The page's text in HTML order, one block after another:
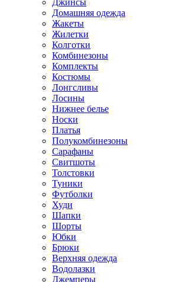
Домашняя одежда
Жакеты
Жилетки
Колготки
Комбинезоны
Комплекты
Костюмы
Лонгсливы
Лосины
Нижнее белье
Носки
Платья
Полукомбинезоны
Сарафаны
Свитшоты
Толстовки
Туники
Футболки
Худи
Шапки
Шорты
Юбки
Брюки
Верхняя одежда
Водолазки
Джемперы